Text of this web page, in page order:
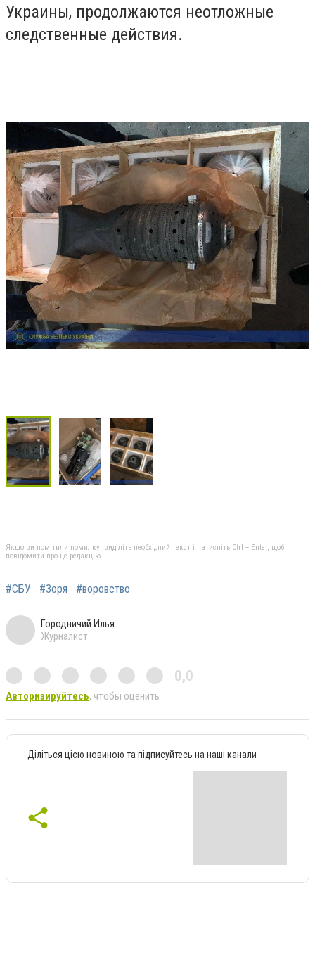
Украины, продолжаются неотложные
следственные действия.
Якщо ви помітили помилку, виділіть необхідний текст і натисніть Ctrl + Enter, щоб
повідомити про це редакцію
#СБУ #Зоря #воровство
Городничий Илья
Журналист
0,0
Авторизируйтесь, чтобы оценить
Діліться цією новиною та підписуйтесь на наші канали